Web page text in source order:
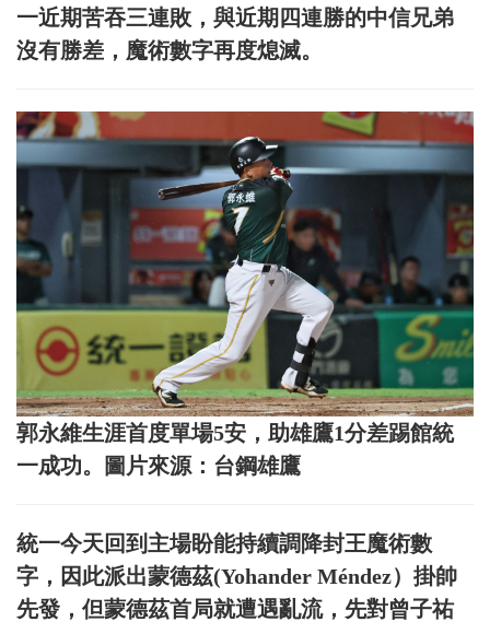
一近期苦吞三連敗，與近期四連勝的中信兄弟
沒有勝差，魔術數字再度熄滅。
郭永維生涯首度單場5安，助雄鷹1分差踢館統
一成功。圖片來源：台鋼雄鷹
統一今天回到主場盼能持續調降封王魔術數
字，因此派出蒙德茲(Yohander Méndez）掛帥
先發，但蒙德茲首局就遭遇亂流，先對曾子祐